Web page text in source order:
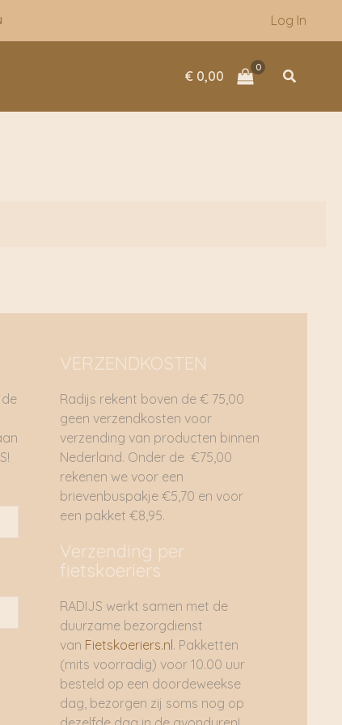
Log In
€ 0,00 Zoeken
VERZENDKOSTEN
Radijs rekent boven de € 75,00
geen verzendkosten voor
verzending van producten binnen
Nederland. Onder de €75,00
rekenen we voor een
brievenbuspakje €5,70 en voor
een pakket €8,95.
Verzending per
fietskoeriers
RADIJS werkt samen met de
duurzame bezorgdienst
van Fietskoeriers.nl . Pakketten
(mits voorradig) voor 10.00 uur
besteld op een doordeweekse
dag, bezorgen zij soms nog op